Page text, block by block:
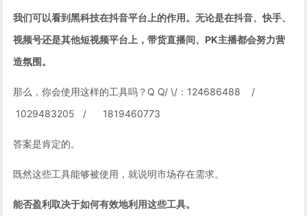
我们可以看到黑科技在抖音平台上的作用。无论是在抖音、快手、
视频号还是其他短视频平台上，带货直播间、PK主播都会努力营
造氛围。
那么，你会使用这样的工具吗？Q Q/ \/：124686488 /
1029483205 / 1819460773
答案是肯定的。
既然这些工具能够被使用，就说明市场存在需求。
能否盈利取决于如何有效地利用这些工具。